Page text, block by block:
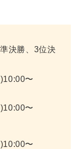
決勝、3位決
〜
〜
〜